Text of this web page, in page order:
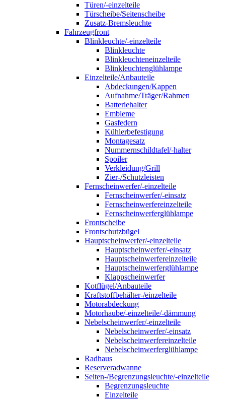
Türen/-einzelteile
Türscheibe/Seitenscheibe
Zusatz-Bremsleuchte
Fahrzeugfront
Blinkleuchte/-einzelteile
Blinkleuchte
Blinkleuchteneinzelteile
Blinkleuchtenglühlampe
Einzelteile/Anbauteile
Abdeckungen/Kappen
Aufnahme/Träger/Rahmen
Batteriehalter
Embleme
Gasfedern
Kühlerbefestigung
Montagesatz
Nummernschildtafel/-halter
Spoiler
Verkleidung/Grill
Zier-/Schutzleisten
Fernscheinwerfer/-einzelteile
Fernscheinwerfer/-einsatz
Fernscheinwerfereinzelteile
Fernscheinwerferglühlampe
Frontscheibe
Frontschutzbügel
Hauptscheinwerfer/-einzelteile
Hauptscheinwerfer/-einsatz
Hauptscheinwerfereinzelteile
Hauptscheinwerferglühlampe
Klappscheinwerfer
Kotflügel/Anbauteile
Kraftstoffbehälter-/einzelteile
Motorabdeckung
Motorhaube/-einzelteile/-dämmung
Nebelscheinwerfer/-einzelteile
Nebelscheinwerfer/-einsatz
Nebelscheinwerfereinzelteile
Nebelscheinwerferglühlampe
Radhaus
Reserveradwanne
Seiten-/Begrenzungsleuchte/-einzelteile
Begrenzungsleuchte
Einzelteile